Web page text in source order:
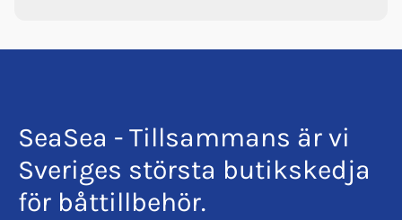
SeaSea - Tillsammans är vi
Sveriges största butikskedja
för båttillbehör.